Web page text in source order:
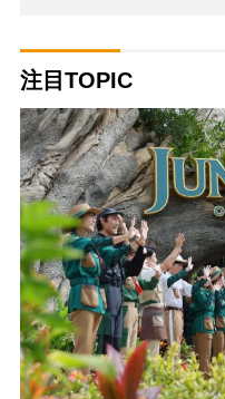
注目TOPIC